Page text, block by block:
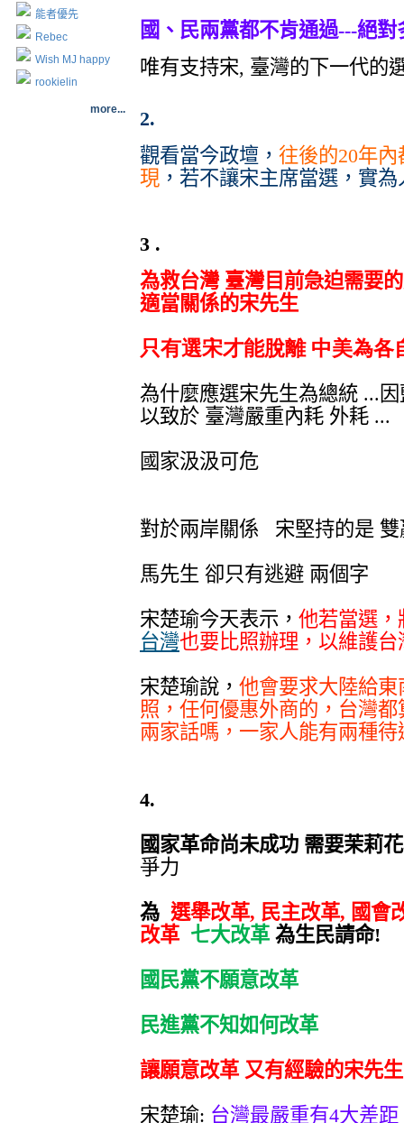
能者優先
Rebec
Wish MJ happy
rookielin
more...
國、民兩黨都不肯通過---絕
唯有支持宋, 臺灣的下一代的
2.
觀看當今政壇， 往後的20年
現 ，若不讓宋主席當選，實
3 .
為救台灣 臺灣目前急迫需要
適當關係的宋先生
只有選宋才能脫離 中美為各
為什麼應選宋先生為總統 ...
以致於 臺灣嚴重內耗 外耗 ...
國家汲汲可危
對於兩岸關係 宋堅持的是 雙
馬先生 卻只有逃避 兩個字
宋楚瑜今天表示， 他若當選，
台灣也要比照辦理，以維護
宋楚瑜說， 他會要求大陸給
照，任何優惠外商的，台灣
兩家話嗎，一家人能有兩種待
4.
國家革命尚未成功 需要茉莉
爭力
為 選舉改革, 民主改革, 國會
改革 七大改革 為生民請命!
國民黨不願意改革
民進黨不知如何改革
讓願意改革 又有經驗的宋先
宋楚瑜: 台灣最嚴重有4大差距